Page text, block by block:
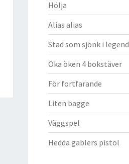
Hölja
Alias alias
Stad som sjönk i legend
Oka öken 4 bokstäver
För fortfarande
Liten bagge
Väggspel
Hedda gablers pistol